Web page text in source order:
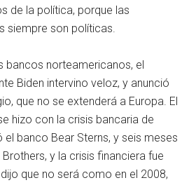
de la política, porque las
siempre son políticas.
bancos norteamericanos, el
Biden intervino veloz, y anunció
que no se extenderá a Europa. El
hizo con la crisis bancaria de
el banco Bear Sterns, y seis meses
y la crisis financiera fue
que no será como en el 2008,